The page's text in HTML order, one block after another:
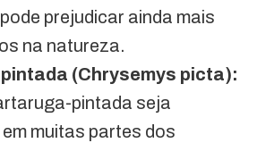
prejudicar ainda mais
na natureza.
(Chrysemys picta):
pintada seja
muitas partes dos